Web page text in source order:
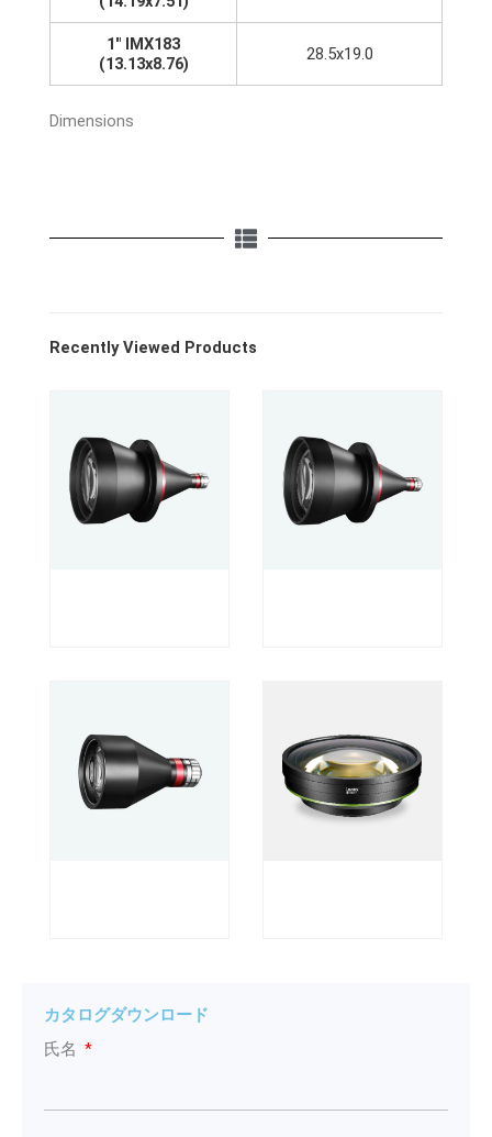
1" IMX183
(13.13x8.76)
28.5x19.0
Dimensions
Recently Viewed Products
カタログダウンロード
氏名